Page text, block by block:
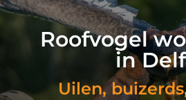
Roofvogel
in
Uilen,